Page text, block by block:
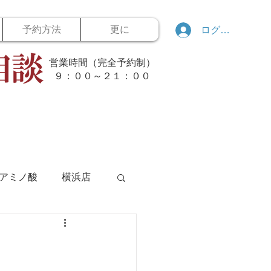
予約方法 更に
営業時間（完全予約制）
​９：００～２１：００
ログイン
ミノ酸 横浜店
ボウリング